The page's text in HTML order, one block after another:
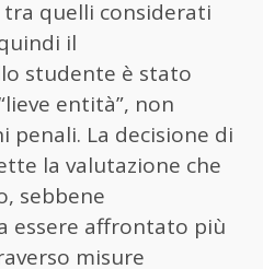
quelli considerati
il
studente è stato
entità”, non
penali. La decisione di
la valutazione che
sebbene
essere affrontato più
misure